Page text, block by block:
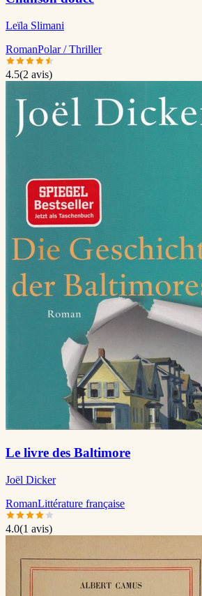
Leïla Slimani
RomanPolar / Thriller
4.5(2 avis)
Le livre des Baltimore
Joël Dicker
RomanLittérature française
4.0(1 avis)